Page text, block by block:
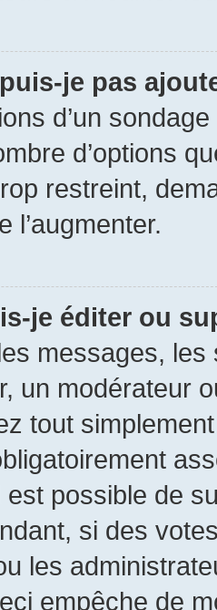
je pas
d’un
d’options
restreint,
l’augmenter.
je éditer ou
messages,
un modérateur
tout
possible de
si des
les
empêche de